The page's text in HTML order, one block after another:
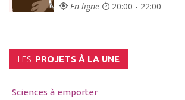
En ligne 20:00 - 22:00
LES PROJETS À LA UNE
Sciences à emporter